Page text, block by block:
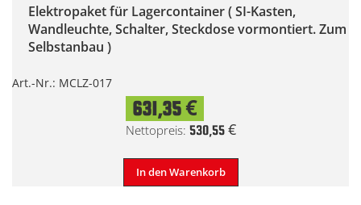
Elektropaket für Lagercontainer ( SI-Kasten,
Wandleuchte, Schalter, Steckdose vormontiert. Zum
Selbstanbau )
Art.-Nr.: MCLZ-017
631,35 €
530,55 €
In den Warenkorb